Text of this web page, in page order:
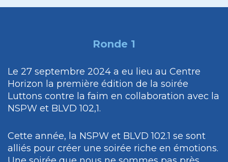
Ronde 1
Le 27 septembre 2024 a eu lieu au Centre
Horizon la première édition de la soirée
Luttons contre la faim en collaboration avec la
NSPW et BLVD 102,1.
Cette année, la NSPW et BLVD 102.1 se sont
alliés pour créer une soirée riche en émotions.